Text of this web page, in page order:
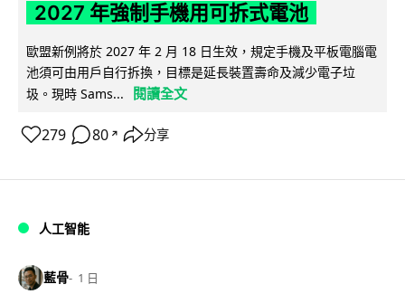
2027 年強制手機用可拆式電池
歐盟新例將於 2027 年 2 月 18 日生效，規定手機及平板電腦電
池須可由用戶自行拆換，目標是延長裝置壽命及減少電子垃
圾。現時 Sams...
閱讀全文
279 80 ↗ 分享
人工智能
藍骨 1 日